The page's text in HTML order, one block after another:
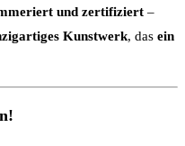
und zertifiziert –
Kunstwerk, das ein